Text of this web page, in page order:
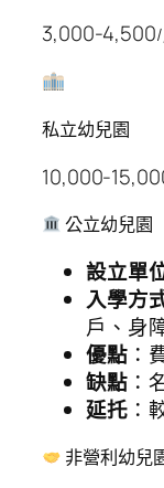
3,000-4,500
私立幼兒園
10,000-
公立幼兒園
設立單
入學方
戶、身
優點：
缺點：
延托：
非營利幼兒